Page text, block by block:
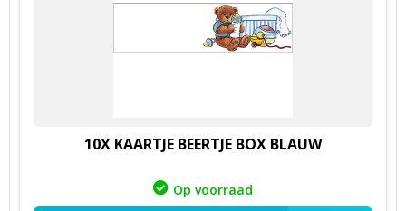
10X KAARTJE BEERTJE BOX BLAUW
Op voorraad